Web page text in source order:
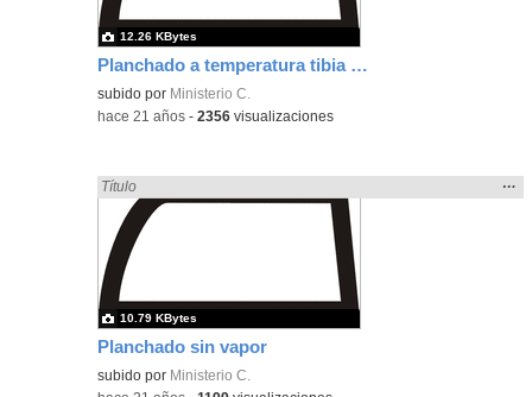
Planchado a temperatura tibia sin vapor
subido por Ministerio C.
12.26 KBytes
-hace 21 años -2356 visualizaciones
Planchado sin vapor
Encontrado «plancha» en:
Título
la
…
subido por Ministerio C.
10.79 KBytes